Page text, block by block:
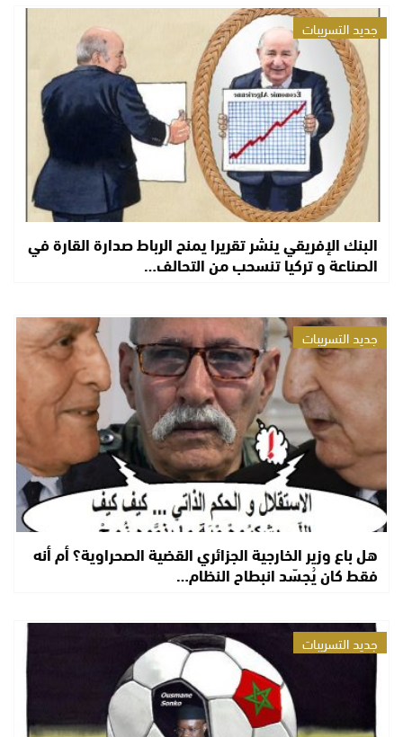
جديد التسريبات
البنك الإفريقي ينشر تقريرا يمنح الرباط صدارة القارة في
الصناعة و تركيا تنسحب من التحالف…
جديد التسريبات
هل باع وزير الخارجية الجزائري القضية الصحراوية؟ أم أنه
فقط كان يُجسّد انبطاح النظام…
جديد التسريبات